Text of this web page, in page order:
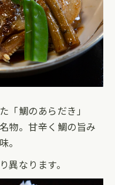
「鯛のあらだき」
物。甘辛く鯛の旨み
。
なります。